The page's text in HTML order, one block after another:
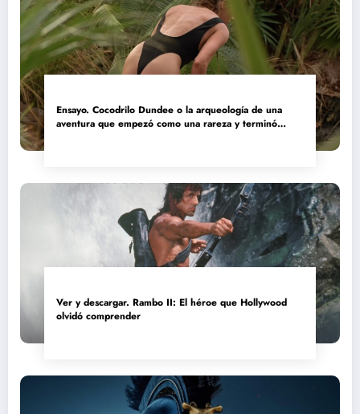
Ensayo. Cocodrilo Dundee o la arqueología de una
aventura que empezó como una rareza y terminó
Ver y descargar. Rambo II: El héroe que Hollywood
olvidó comprender